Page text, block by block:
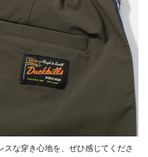
スな穿き心地を、ぜひ感じてくださ